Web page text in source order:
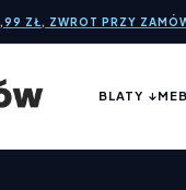
ZŁ, ZWROT PRZY
BLATY ↓